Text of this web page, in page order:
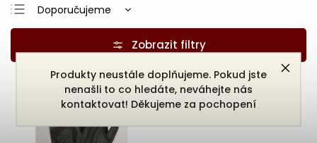
Produkty neustále doplňujeme. Pokud jste
nenašli to co hledáte, neváhejte nás
kontaktovat! Děkujeme za pochopení
Doporučujeme
Nejlevnější
Nejdražší
Nejprodávanější
Abecedně